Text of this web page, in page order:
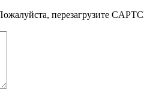
перезагрузите